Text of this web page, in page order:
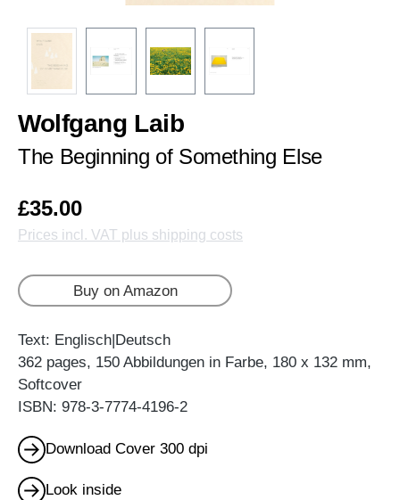
Wolfgang Laib
The Beginning of Something Else
£35.00
Prices incl. VAT plus shipping costs
Buy on Amazon
Text: Englisch|Deutsch
362 pages, 150 Abbildungen in Farbe, 180 x 132 mm,
Softcover
ISBN: 978-3-7774-4196-2
Download Cover 300 dpi
Look inside